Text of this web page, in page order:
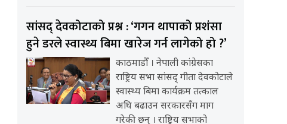
सांसद् देवकोटाको प्रश्न : ‘गगन थापाको प्रशंसा
हुने डरले स्वास्थ्य बिमा खारेज गर्न लागेको हो ?’
काठमाडौँ । नेपाली कांग्रेसका
राष्ट्रिय सभा सांसद् गीता देवकोटाले
स्वास्थ्य बिमा कार्यक्रम तत्काल
अघि बढाउन सरकारसँग माग
गरेकी छन् । राष्ट्रिय सभाको